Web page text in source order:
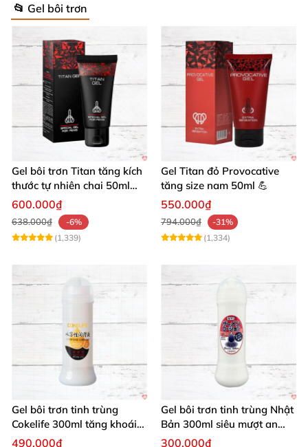
📂 Gel bôi trơn
Gel bôi trơn Titan tăng kích
thước tự nhiên chai 50ml
siêu mạnh
600.000₫
638.000₫
-6%
(1,339)
Gel Titan đỏ Provocative
tăng size nam 50ml 💪
550.000₫
794.000₫
-31%
(1,334)
Gel bôi trơn tinh trùng
Cokelife 300ml tăng khoái
cảm, an toàn
490.000₫
Gel bôi trơn tinh trùng Nhật
Bản 300ml siêu mượt an
toàn cho yêu
300.000₫